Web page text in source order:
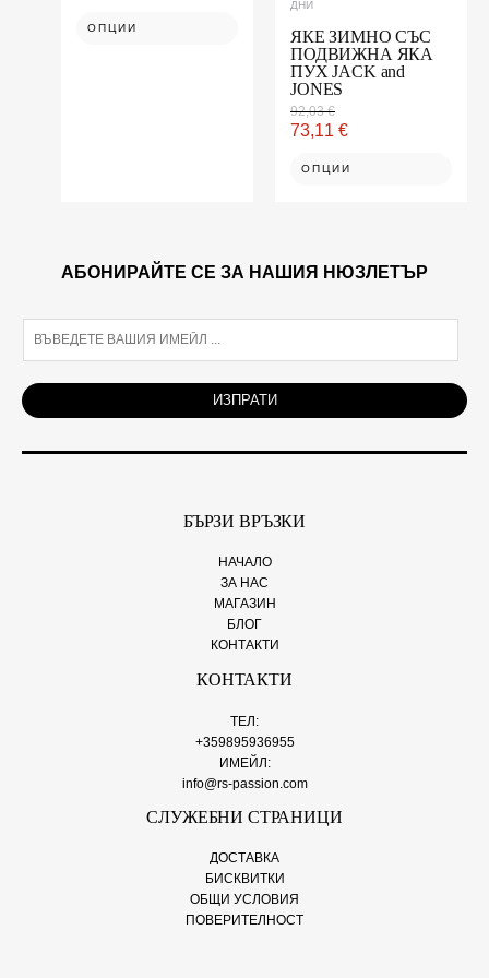
ОПЦИИ
ДНИ
ЯКЕ ЗИМНО СЪС
ПОДВИЖНА ЯКА
ПУХ JACK and
JONES
92,03€
73,11 €
ОПЦИИ
АБОНИРАЙТЕ СЕ ЗА НАШИЯ НЮЗЛЕТЪР
i
l
ИЗПРАТИ
БЪРЗИ ВРЪЗКИ
НАЧАЛО
ЗА НАС
МАГАЗИН
БЛОГ
КОНТАКТИ
КОНТАКТИ
ТЕЛ:
+359895936955
ИМЕЙЛ:
info@rs-passion.com
СЛУЖЕБНИ СТРАНИЦИ
ДОСТАВКА
БИСКВИТКИ
ОБЩИ УСЛОВИЯ
ПОВЕРИТЕЛНОСТ